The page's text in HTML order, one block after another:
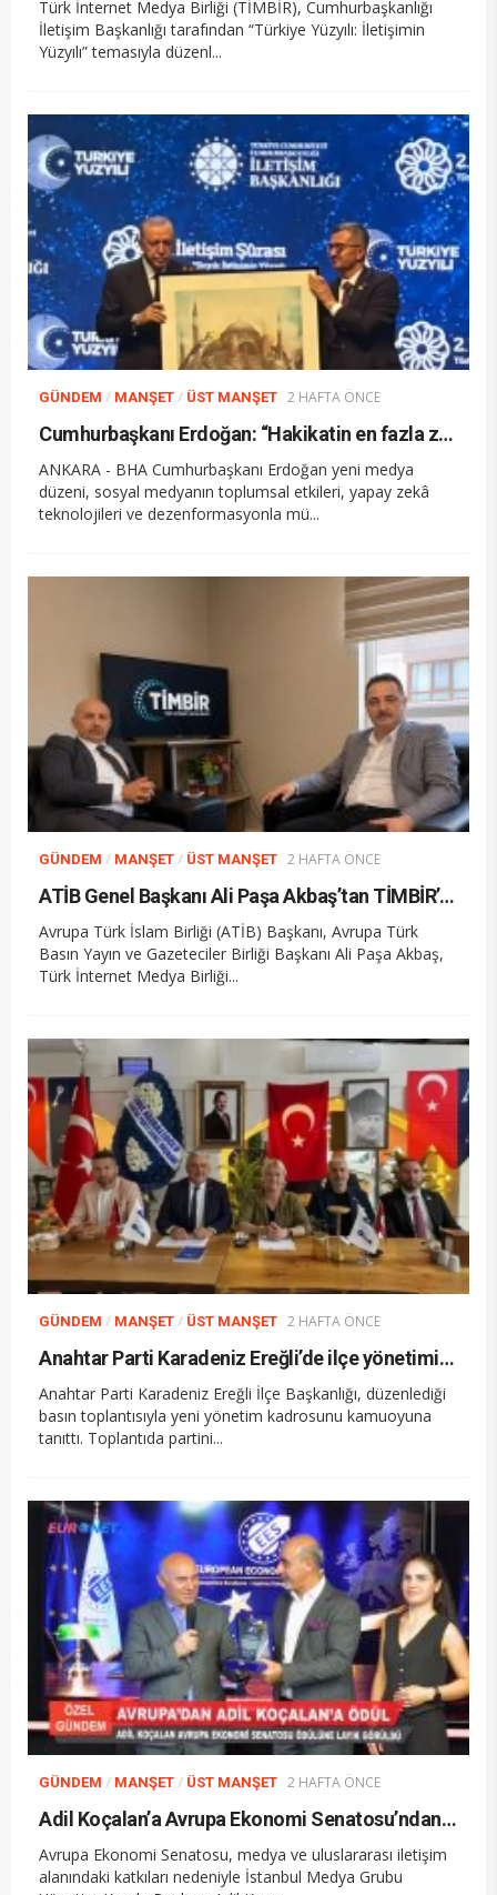
Türk İnternet Medya Birliği (TİMBİR), Cumhurbaşkanlığı
İletişim Başkanlığı tarafından “Türkiye Yüzyılı: İletişimin
Yüzyılı” temasıyla düzenl...
GÜNDEM / MANŞET / ÜST MANŞET 2 HAFTA ÖNCE
Cumhurbaşkanı Erdoğan: “Hakikatin en fazla zarar gördüğü bir dönemden geçiyoruz”
ANKARA - BHA Cumhurbaşkanı Erdoğan yeni medya
düzeni, sosyal medyanın toplumsal etkileri, yapay zekâ
teknolojileri ve dezenformasyonla mü...
GÜNDEM / MANŞET / ÜST MANŞET 2 HAFTA ÖNCE
ATİB Genel Başkanı Ali Paşa Akbaş’tan TİMBİR’e ziyaret
Avrupa Türk İslam Birliği (ATİB) Başkanı, Avrupa Türk
Basın Yayın ve Gazeteciler Birliği Başkanı Ali Paşa Akbaş,
Türk İnternet Medya Birliği...
GÜNDEM / MANŞET / ÜST MANŞET 2 HAFTA ÖNCE
Anahtar Parti Karadeniz Ereğli’de ilçe yönetimini tanıttı
Anahtar Parti Karadeniz Ereğli İlçe Başkanlığı, düzenlediği
basın toplantısıyla yeni yönetim kadrosunu kamuoyuna
tanıttı. Toplantıda partini...
GÜNDEM / MANŞET / ÜST MANŞET 2 HAFTA ÖNCE
Adil Koçalan’a Avrupa Ekonomi Senatosu’ndan Uluslararası Başarı Ödülü
Avrupa Ekonomi Senatosu, medya ve uluslararası iletişim
alanındaki katkıları nedeniyle İstanbul Medya Grubu